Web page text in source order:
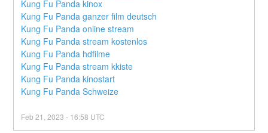
Kung Fu Panda kinox
Kung Fu Panda ganzer film deutsch
Kung Fu Panda online stream
Kung Fu Panda stream kostenlos
Kung Fu Panda hdfilme
Kung Fu Panda stream kkiste
Kung Fu Panda kinostart
Kung Fu Panda Schweize
Feb21 ,2023 - 16:58 UTC